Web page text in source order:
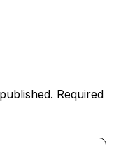
Required